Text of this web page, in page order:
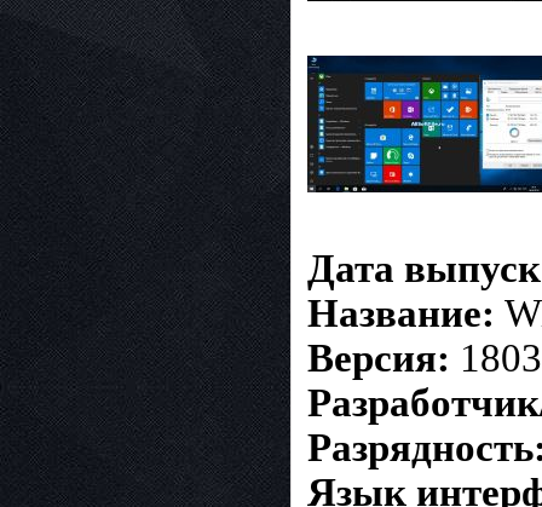
Дата
Название:
Версия:
Язык